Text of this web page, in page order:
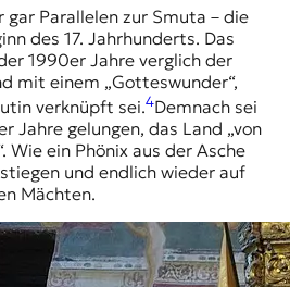
gar Parallelen zur Smuta – die
des 17. Jahrhunderts. Das
1990er Jahre verglich der
mit einem „Gotteswunder“,
verknüpft sei.4Demnach sei
Jahre gelungen, das Land „von
Wie ein Phönix aus der Asche
und endlich wieder auf
Mächten.